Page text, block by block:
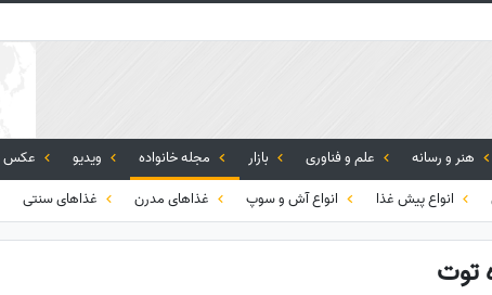
هنر و رسانه علم و فناوری بازار مجله خانواده ویدیو عکس
انواع پیش غذا انواع آش و سوپ غذاهای مدرن غذاهای سنتی
توت